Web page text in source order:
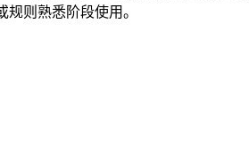
则熟悉阶段使用。